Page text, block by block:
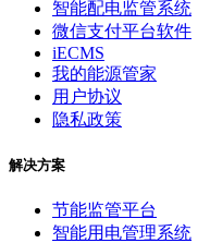
智能配电监管系统
微信支付平台软件
iECMS
我的能源管家
用户协议
隐私政策
解决方案
节能监管平台
智能用电管理系统